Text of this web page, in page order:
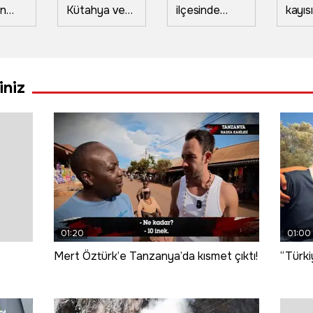
Kütahya ve
Çanakkale
alındı
ilçesinde
orman
01:20
Mert Öztürk’e Tanzanya’da kısmet çıktı!
01:00